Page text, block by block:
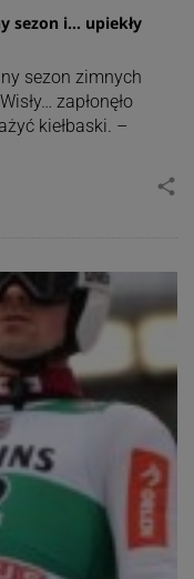
sezon i… upiekły
sezon zimnych
zapłonęło
kiełbaski. –
share